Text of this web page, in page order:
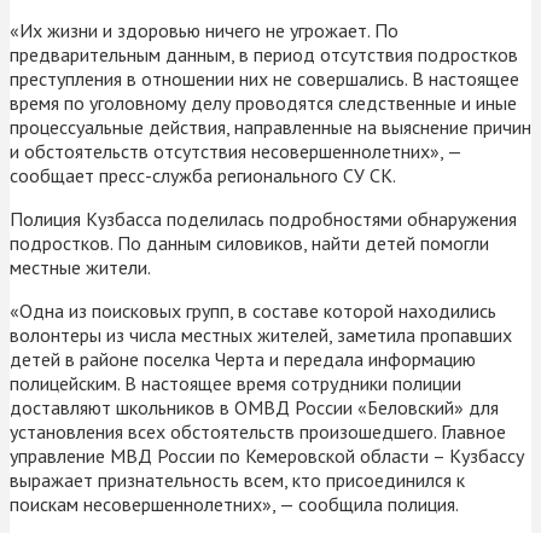
«Их жизни и здоровью ничего не угрожает. По
предварительным данным, в период отсутствия подростков
преступления в отношении них не совершались. В настоящее
время по уголовному делу проводятся следственные и иные
процессуальные действия, направленные на выяснение причин
и обстоятельств отсутствия несовершеннолетних», —
сообщает пресс-служба регионального СУ СК.
Полиция Кузбасса поделилась подробностями обнаружения
подростков. По данным силовиков, найти детей помогли
местные жители.
«Одна из поисковых групп, в составе которой находились
волонтеры из числа местных жителей, заметила пропавших
детей в районе поселка Черта и передала информацию
полицейским. В настоящее время сотрудники полиции
доставляют школьников в ОМВД России «Беловский» для
установления всех обстоятельств произошедшего. Главное
управление МВД России по Кемеровской области – Кузбассу
выражает признательность всем, кто присоединился к
поискам несовершеннолетних», — сообщила полиция.